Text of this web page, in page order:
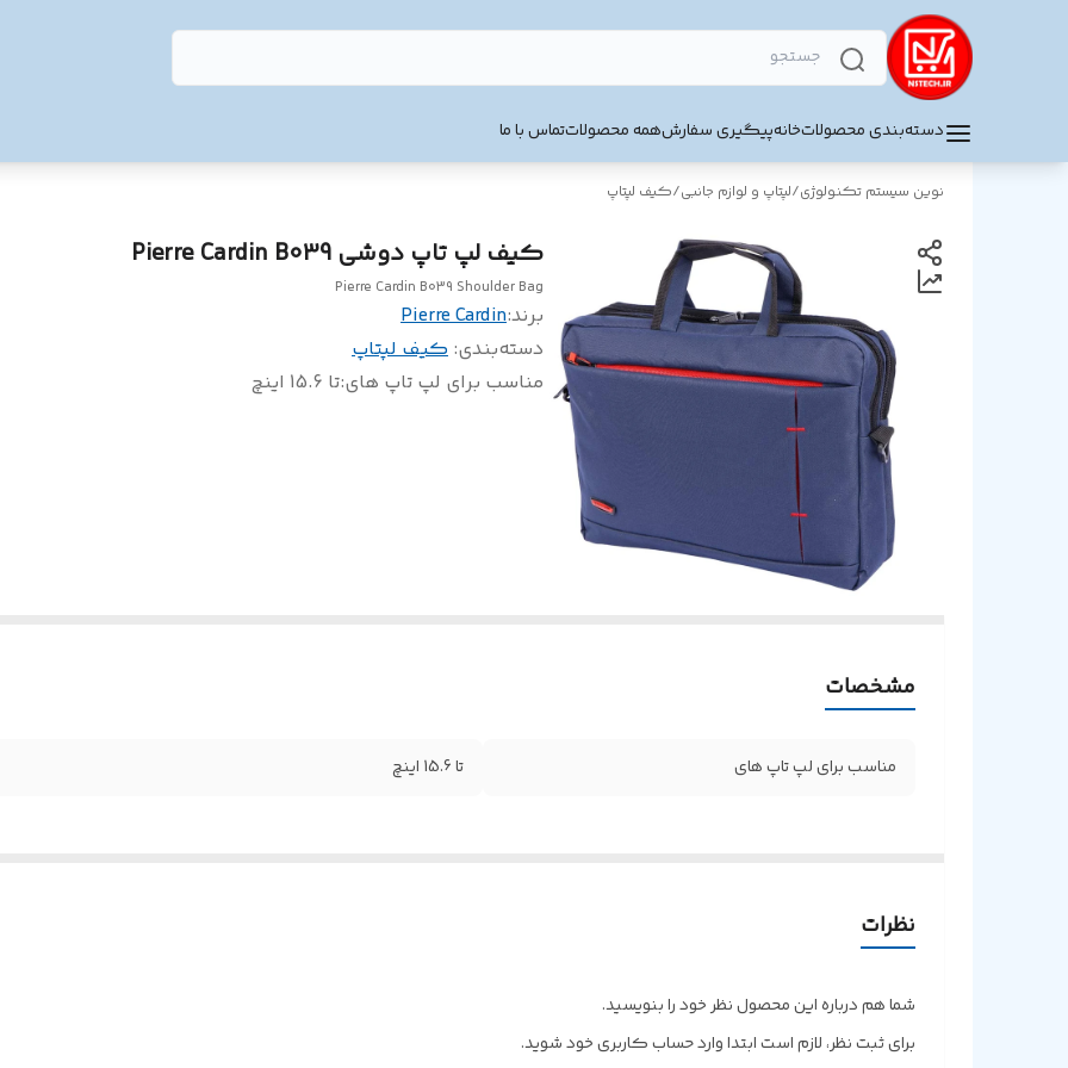
دسته‌بندی محصولاتخانهپیگیری سفارشهمه محصولاتتماس با ما
نوین سیستم تکنولوژی/لپتاپ و لوازم جانبی/کیف لپتاپ
کیف لپ تاپ دوشی Pierre Cardin B039
Pierre Cardin B039 Shoulder Bag
برند:Pierre Cardin
دسته‌بندی: کیف لپتاپ
مناسب برای لپ تاپ های:تا 15.6 اینچ
مشخصات
مناسب برای لپ تاپ های تا 15.6 اینچ
نظرات
شما هم درباره این محصول نظر خود را بنویسید.
برای ثبت نظر، لازم است ابتدا وارد حساب کاربری خود شوید.